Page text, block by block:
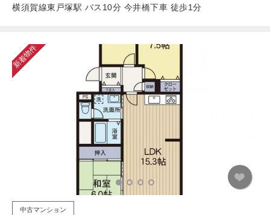
横須賀線東戸塚駅 バス10分 今井橋下車 徒歩1分
新着物件
中古マンション